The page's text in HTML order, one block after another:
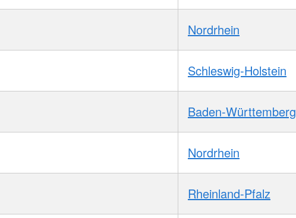
Nordrhein
Schleswig-Holstein
Baden-Württemberg
Nordrhein
Rheinland-Pfalz